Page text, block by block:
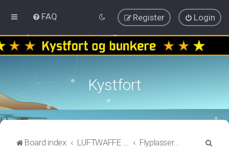
FAQ Login
Register
Kystfort
Board index LUFTWAFFE / KRIEGSMARINE Flyplasser / Flyplassforsvar/ Luftwaffe